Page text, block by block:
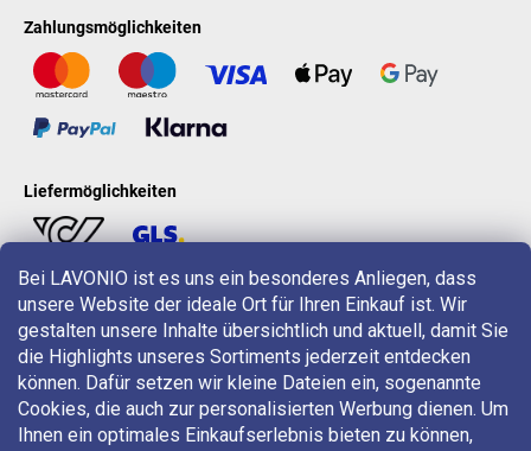
Bei LAVONIO ist es uns ein besonderes Anliegen, dass
unsere Website der ideale Ort für Ihren Einkauf ist. Wir
gestalten unsere Inhalte übersichtlich und aktuell, damit Sie
die Highlights unseres Sortiments jederzeit entdecken
können. Dafür setzen wir kleine Dateien ein, sogenannte
Cookies, die auch zur personalisierten Werbung dienen. Um
Ihnen ein optimales Einkaufserlebnis bieten zu können,
Zahlungsmöglichkeiten
Liefermöglichkeiten
LAVONIO in der Welt